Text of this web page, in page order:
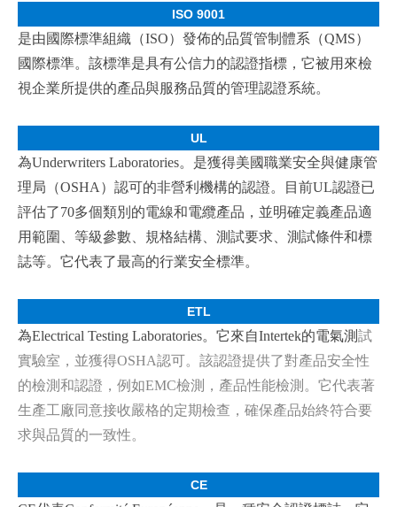
ISO 9001
是由國際標準組織（ISO）發佈的品質管制體系（QMS）
國際標準。該標準是具有公信力的認證指標，它被用來檢
視企業所提供的產品與服務品質的管理認證系統。
UL
為Underwriters Laboratories。是獲得美國職業安全與健康管
理局（OSHA ）認可的非營利機構的認證。目前UL認證已
評估了70多個類別的電線和電纜產品，並明確定義產品適
用範圍、等級參數、規格結構、測試要求、測試條件和標
誌等。它代表了最高的行業安全標準。
ETL
為Electrical Testing Laboratories。它來自Intertek的電氣測試
實驗室，並獲得OSHA認可。該認證提供了對產品安全性
的檢測和認證，例如EMC檢測，產品性能檢測。它代表著
生產工廠同意接收嚴格的定期檢查，確保產品始終符合要
求與品質的一致性。
CE